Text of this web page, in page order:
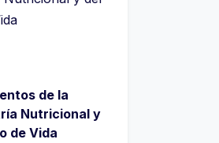
de la
Nutricional y
de Vida